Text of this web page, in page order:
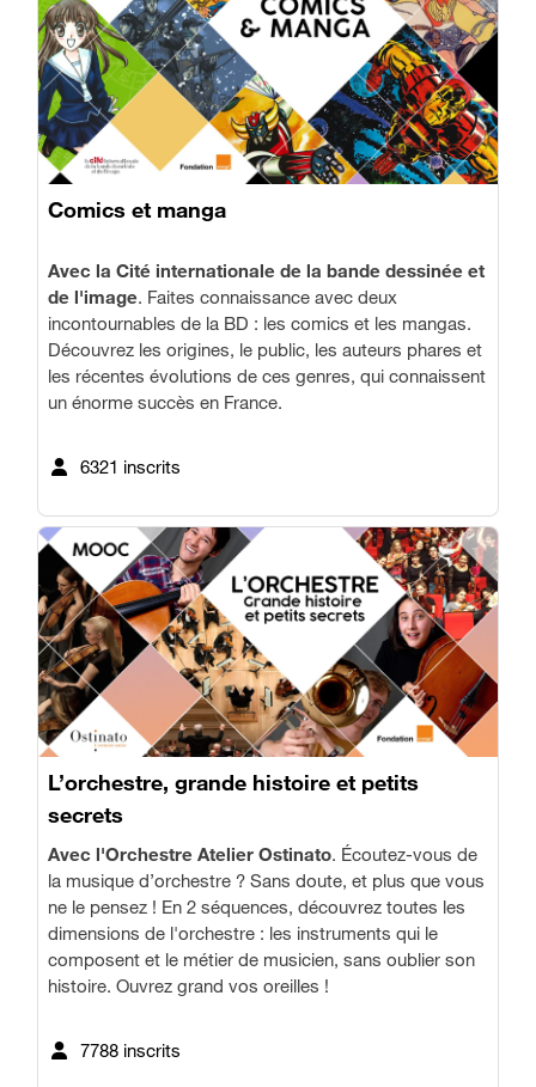
Comics et manga
Avec la Cité internationale de la bande dessinée et
de l'image. Faites connaissance avec deux
incontournables de la BD : les comics et les mangas.
Découvrez les origines, le public, les auteurs phares et
les récentes évolutions de ces genres, qui connaissent
un énorme succès en France.
6321 inscrits
L’orchestre, grande histoire et petits
secrets
Avec l'Orchestre Atelier Ostinato. Écoutez-vous de
la musique d’orchestre ? Sans doute, et plus que vous
ne le pensez ! En 2 séquences, découvrez toutes les
dimensions de l'orchestre : les instruments qui le
composent et le métier de musicien, sans oublier son
histoire. Ouvrez grand vos oreilles !
7788 inscrits